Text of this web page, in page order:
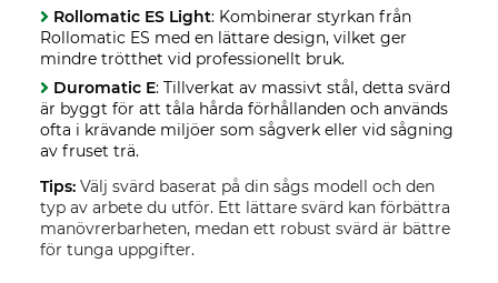
Rollomatic ES Light: Kombinerar styrkan från
Rollomatic ES med en lättare design, vilket ger
mindre trötthet vid professionellt bruk.
Duromatic E: Tillverkat av massivt stål, detta svärd
är byggt för att tåla hårda förhållanden och används
ofta i krävande miljöer som sågverk eller vid sågning
av fruset trä.
Tips: Välj svärd baserat på din sågs modell och den
typ av arbete du utför. Ett lättare svärd kan förbättra
manövrerbarheten, medan ett robust svärd är bättre
för tunga uppgifter.